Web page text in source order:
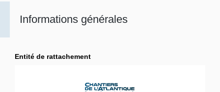
Informations générales
Entité de rattachement